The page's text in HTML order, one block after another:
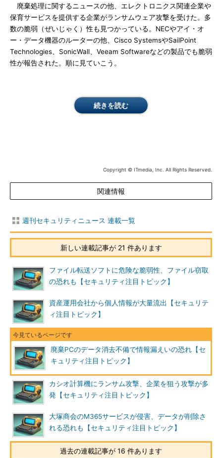
廃棄処理に関するニュースの他、エレクトロニクス関連企業や
保育サービスを提供する企業がランサムウェア攻撃を受けた。多
数の脆弱（ぜいじゃく）性も見つかっている。NECやアイ・オ
ー・データ機器のルーターの他、Cisco SystemsやSailPoint
Technologies、SonicWall、Veeam Softwareなどの製品でも脆弱
性が報告された。順に見ていこう。
続きを読む
Copyright © ITmedia, Inc. All Rights Reserved.
関連情報
週刊セキュリティニュース 連載一覧
新しい連載記事が 21 件あります
ファイル転送ソフトに危険な脆弱性、ファイル窃取
の恐れも【セキュリティ注目トピック】
資産運用会社から個人情報が大量流出【セキュリテ
ィ注目トピック】
廃棄PCのデータ消去不備で情報漏えいの恐れ【セ
キュリティ注目トピック】
カシオ計算機にランサム攻撃、企業を狙う攻撃が多
発【セキュリティ注目トピック】
大塚商会のM365サービスが侵害、データが削除さ
れる恐れも【セキュリティ注目トピック】
過去の連載記事が 16 件あります